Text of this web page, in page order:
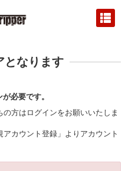
となります
必要です。
方はログインをお願いいたしま
カウント登録」よりアカウント